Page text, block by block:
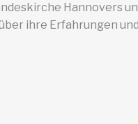
Hannovers
ihre Erfahrungen